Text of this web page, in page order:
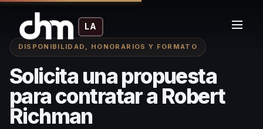
LA
DISPONIBILIDAD, HONORARIOS Y FORMATO
Solicita una propuesta
para contratar a Robert
Richman